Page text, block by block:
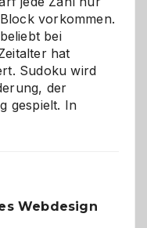
vorkommen.
bei
hat
Sudoku wird
der
gespielt. In
Webdesign